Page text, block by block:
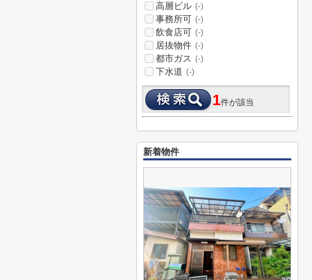
高層ビル (-)
事務所可 (-)
飲食店可 (-)
居抜物件 (-)
都市ガス (-)
下水道 (-)
1件が該当
新着物件